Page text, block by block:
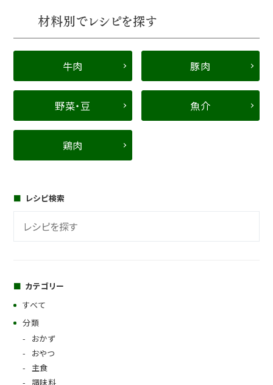
レシピ検索
カテゴリー
すべて
分類
おかず
おやつ
主食
調味料
材料別でレシピを探す
牛肉 豚肉
野菜・豆 魚介
鶏肉